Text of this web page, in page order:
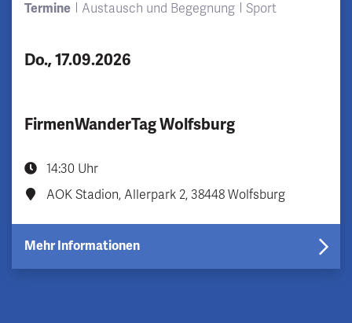
Termine Austausch und Begegnung Sport
Do., 17.09.2026
FirmenWanderTag Wolfsburg
14:30 Uhr
AOK Stadion, Allerpark 2, 38448 Wolfsburg
Mehr Informationen